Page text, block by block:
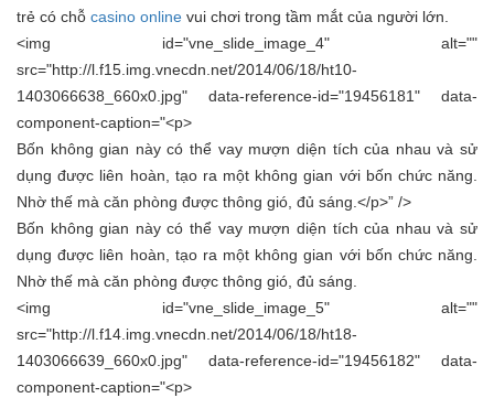
trẻ có chỗ casino online vui chơi trong tầm mắt của người lớn.
<img id="vne_slide_image_4" alt=""
src="http://l.f15.img.vnecdn.net/2014/06/18/ht10-
1403066638_660x0.jpg" data-reference-id="19456181" data-
component-caption="<p>
Bốn không gian này có thể vay mượn diện tích của nhau và sử
dụng được liên hoàn, tạo ra một không gian với bốn chức năng.
Nhờ thế mà căn phòng được thông gió, đủ sáng.</p>” />
Bốn không gian này có thể vay mượn diện tích của nhau và sử
dụng được liên hoàn, tạo ra một không gian với bốn chức năng.
Nhờ thế mà căn phòng được thông gió, đủ sáng.
<img id="vne_slide_image_5" alt=""
src="http://l.f14.img.vnecdn.net/2014/06/18/ht18-
1403066639_660x0.jpg" data-reference-id="19456182" data-
component-caption="<p>